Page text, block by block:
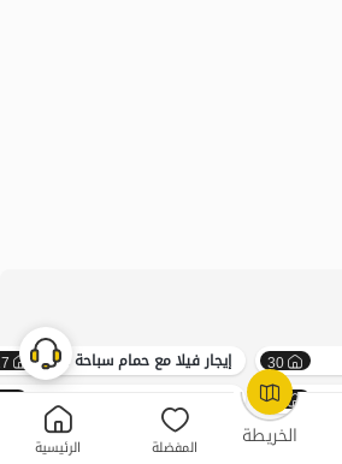
الخريطة المفضلة الرئيسية
30 إيجار فيلا مع حمام سباحة ساخن في ماهدشت
14 إيجار فيلا مع حمام سباحة بارد في ماهدشت